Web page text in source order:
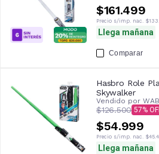
$161.499
Precio s/imp. nac.
Llega mañana
Comparar
Hasbro Role
Skywalker
Vendido por
$126.500 57
$54.999
Precio s/imp. nac.
Llega mañana